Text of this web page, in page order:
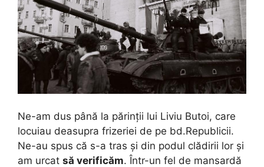
Ne-am dus până la părinții lui Liviu Butoi, care
locuiau deasupra frizeriei de pe bd.Republicii.
Ne-au spus că s-a tras și din podul clădirii lor și
am urcat să verificăm.Într-un fel de mansardă